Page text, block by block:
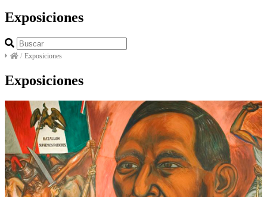
Exposiciones
/ Exposiciones
Exposiciones